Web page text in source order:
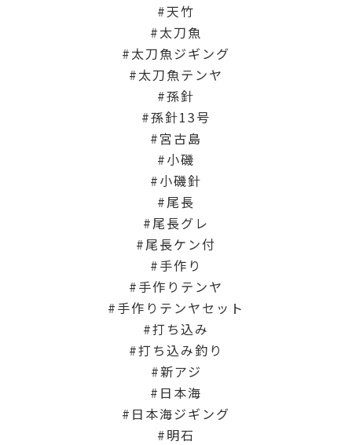
天竹
太刀魚
太刀魚ジギング
太刀魚テンヤ
孫針
孫針13号
宮古島
小磯
小磯針
尾長
尾長グレ
尾長ケン付
手作り
手作りテンヤ
手作りテンヤセット
打ち込み
打ち込み釣り
新アジ
日本海
日本海ジギング
明石